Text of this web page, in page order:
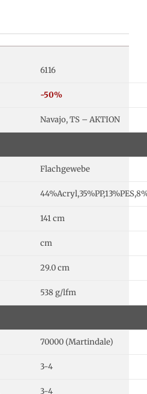
6116
-50%
Navajo, TS – AKTION
Flachgewebe
141 cm
cm
29.0 cm
538 g/lfm
70000 (Martindale)
3-4
3-4